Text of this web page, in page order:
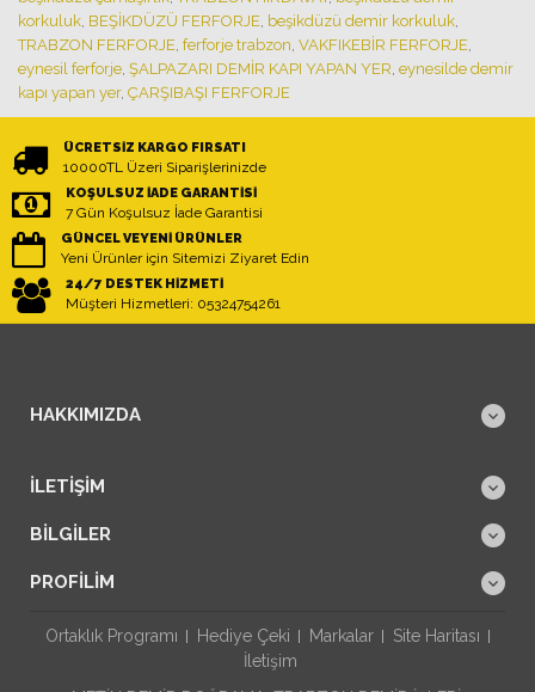
korkuluk, BEŞİKDÜZÜ FERFORJE, beşikdüzü demir korkuluk,
TRABZON FERFORJE, ferforje trabzon, VAKFIKEBİR FERFORJE,
eynesil ferforje, ŞALPAZARI DEMİR KAPI YAPAN YER, eynesilde demir
kapı yapan yer, ÇARŞIBAŞI FERFORJE
ÜCRETSIZ KARGO FIRSATI
10000TL Üzeri Siparişlerinizde
KOŞULSUZ İADE GARANTISI
7 Gün Koşulsuz İade Garantisi
GÜNCEL VEYENI ÜRÜNLER
Yeni Ürünler için Sitemizi Ziyaret Edin
24/7 DESTEK HIZMETI
Müşteri Hizmetleri: 05324754261
HAKKIMIZDA
İLETIŞIM
BILGILER
PROFILIM
Ortaklık Programı Hediye Çeki Markalar
Site Haritası
İletişim